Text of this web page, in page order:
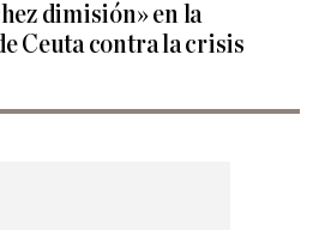
dimisión» en la
Ceuta contra la crisis